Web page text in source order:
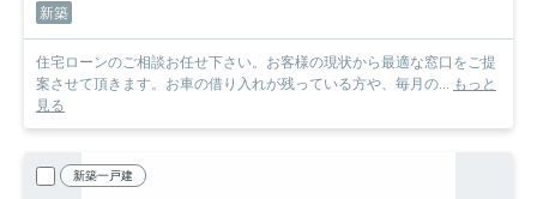
新築
住宅ローンのご相談お任せ下さい。お客様の現状から最適な窓口をご提
案させて頂きます。お車の借り入れが残っている方や、毎月の... もっと
見る
新築一戸建